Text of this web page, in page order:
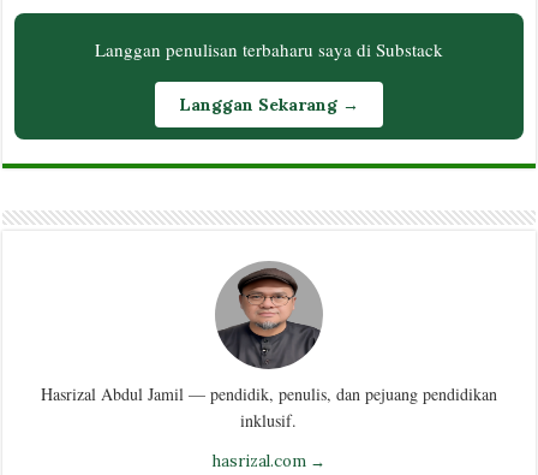
Langgan penulisan terbaharu saya di Substack
Langgan Sekarang →
Hasrizal Abdul Jamil — pendidik, penulis, dan pejuang pendidikan
inklusif.
hasrizal.com →